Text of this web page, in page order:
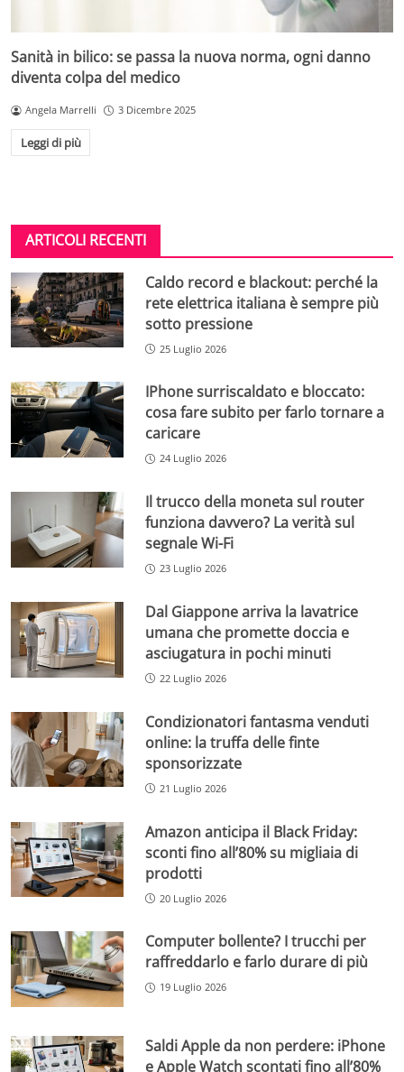
Sanità in bilico: se passa la nuova norma, ogni danno
diventa colpa del medico
Angela Marrelli 3 Dicembre 2025
Leggi di più
ARTICOLI RECENTI
Caldo record e blackout: perché la
rete elettrica italiana è sempre più
sotto pressione
25 Luglio 2026
IPhone surriscaldato e bloccato:
cosa fare subito per farlo tornare a
caricare
24 Luglio 2026
Il trucco della moneta sul router
funziona davvero? La verità sul
segnale Wi-Fi
23 Luglio 2026
Dal Giappone arriva la lavatrice
umana che promette doccia e
asciugatura in pochi minuti
22 Luglio 2026
Condizionatori fantasma venduti
online: la truffa delle finte
sponsorizzate
21 Luglio 2026
Amazon anticipa il Black Friday:
sconti fino all’80% su migliaia di
prodotti
20 Luglio 2026
Computer bollente? I trucchi per
raffreddarlo e farlo durare di più
19 Luglio 2026
Saldi Apple da non perdere: iPhone
e Apple Watch scontati fino all’80%